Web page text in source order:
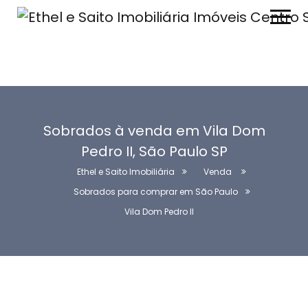
Sobrados à venda em Vila Dom
Pedro II, São Paulo SP
Ethel e Saito Imobiliária
Venda
Sobrados para comprar em São Paulo
Vila Dom Pedro II